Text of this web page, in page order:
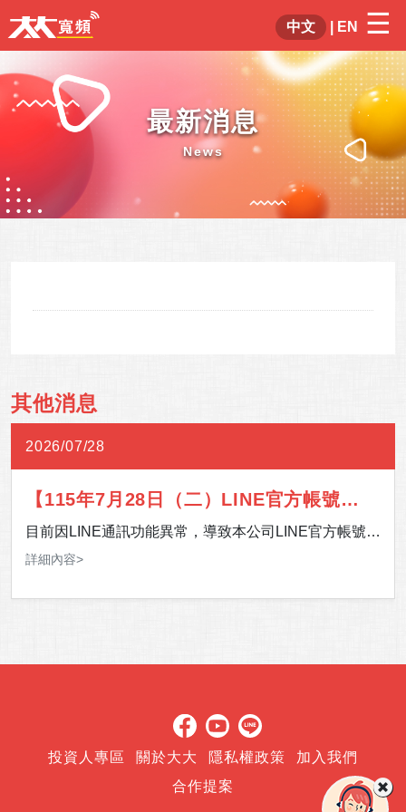
☰
中文 EN ×
最新消息
News
其他消息
2026/07/28
【115年7月28日（二）LINE官方帳號通
訊異常】
目前因LINE通訊功能異常，導致本公司LINE官方帳號暫
時無法提供服務。 影響期間，如有服務需求，歡迎多加
詳細內容>
投資人專區 關於大大 隱私權政策
加入我們
合作提案